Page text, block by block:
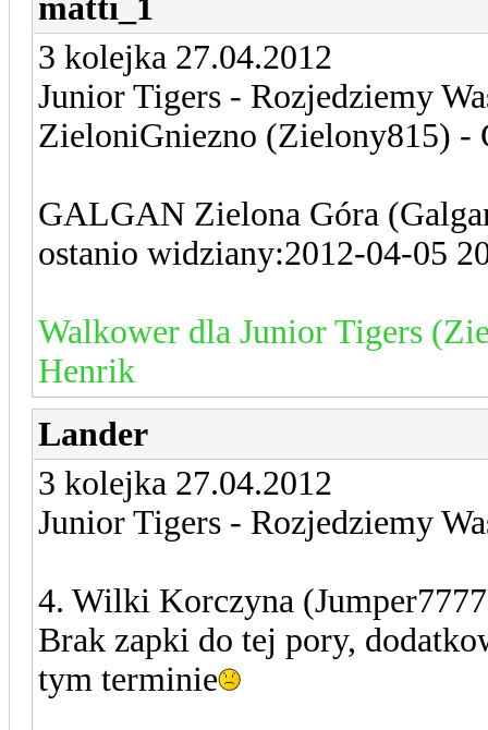
matti_1
3 kolejka 27.04.2012
Junior Tigers - Rozjedziemy
ZieloniGniezno (Zielony815)
GALGAN Zielona Góra
ostanio widziany:2012-04-05
Walkower dla Junior Tigers
Henrik
Lander
3 kolejka 27.04.2012
Junior Tigers - Rozjedziemy
4. Wilki Korczyna
Brak zapki do tej pory,
tym terminie